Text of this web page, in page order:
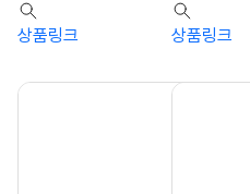
상품링크 상품링크